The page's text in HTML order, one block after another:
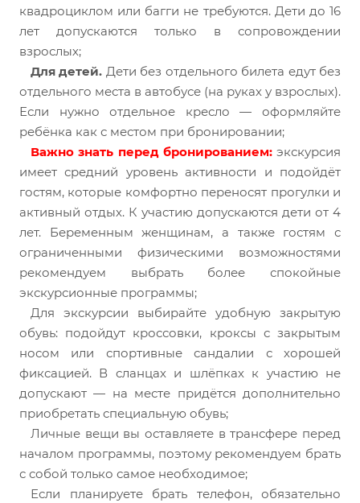
квадроциклом или багги не требуются. Дети до 16
лет допускаются только в сопровождении
взрослых;
Для детей. Дети без отдельного билета едут без
отдельного места в автобусе (на руках у взрослых).
Если нужно отдельное кресло — оформляйте
ребёнка как с местом при бронировании;
Важно знать перед бронированием:экскурсия
имеет средний уровень активности и подойдёт
гостям, которые комфортно переносят прогулки и
активный отдых. К участию допускаются дети от 4
лет. Беременным женщинам, а также гостям с
ограниченными физическими возможностями
рекомендуем выбрать более спокойные
экскурсионные программы;
Для экскурсии выбирайте удобную закрытую
обувь: подойдут кроссовки, кроксы с закрытым
носом или спортивные сандалии с хорошей
фиксацией. В сланцах и шлёпках к участию не
допускают — на месте придётся дополнительно
приобретать специальную обувь;
Личные вещи вы оставляете в трансфере перед
началом программы, поэтому рекомендуем брать
с собой только самое необходимое;
Если планируете брать телефон, обязательно